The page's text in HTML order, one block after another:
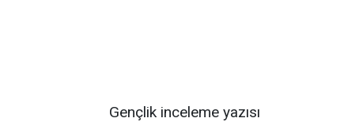
Gençlik inceleme yazısı